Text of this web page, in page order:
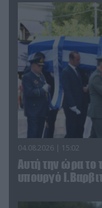
04.08.2026 | 15:02
Αυτή την ώρα το
υπουργό